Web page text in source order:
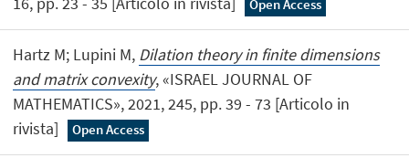
Open Access
Hartz M; Lupini M, Dilation theory in finite dimensions
and matrix convexity, «ISRAEL JOURNAL OF
MATHEMATICS», 2021, 245, pp. 39 - 73 [Articolo in
rivista]
Open Access